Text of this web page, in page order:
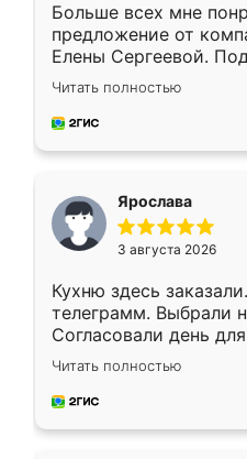
Больше всех мне
предложение от
Елены Сергеевой.
короткие сроки
для замера
предложил по моему
Читать полностью
Ярослава
3 августа 2026
Кухню здесь
телеграмм. Выбрали
Согласовали день
недели кухня была
довольны работой.
мебель за
Читать полностью